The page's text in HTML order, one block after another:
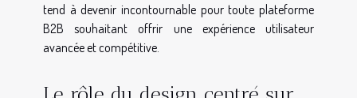
tend à devenir incontournable pour toute plateforme
B2B souhaitant offrir une expérience utilisateur
avancée et compétitive.